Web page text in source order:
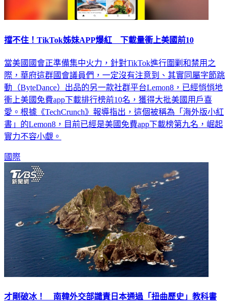
擋不住！TikTok姊妹APP爆紅 下載量衝上美國前10
當美國國會正準備集中火力，針對TikTok進行圍剿和禁用之
際，華府這群國會議員們，一定沒有注意到、其實同屬字節跳
動（ByteDance）出品的另一款社群平台Lemon8，已經悄悄地
衝上美國免費app下載排行榜前10名，獲得大批美國用戶喜
愛。根據《TechCrunch》報導指出，這個被稱為「海外版小紅
書」的Lemon8，目前已經是美國免費app下載榜第九名，崛起
實力不容小覷。
國際
才剛破冰！ 南韓外交部譴責日本通過「扭曲歷史」教科書